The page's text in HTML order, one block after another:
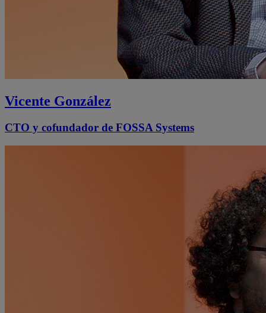
Vicente González
CTO y cofundador de FOSSA Systems